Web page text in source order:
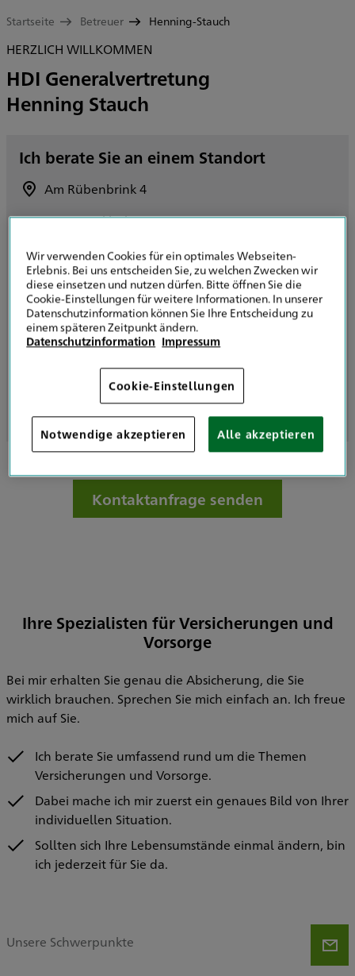
Startseite Betreuer Henning-Stauch
HERZLICH WILLKOMMEN
HDI Generalvertretung
Henning Stauch
Ich berate Sie an einem Standort
Am Rübenbrink 4
31199 Diekholzen
Route planen
+49 5064 962867
+49 511 6451153150
E-Mail senden
Geöffnet nach Vereinbarung
Kontaktanfrage senden
Ihre Spezialisten für Versicherungen und
Vorsorge
Bei mir erhalten Sie genau die Absicherung, die Sie
wirklich brauchen. Sprechen Sie mich einfach an. Ich freue
mich auf Sie.
Ich berate Sie umfassend rund um die Themen
Versicherungen und Vorsorge.
Dabei mache ich mir zuerst ein genaues Bild von Ihrer
individuellen Situation.
Sollten sich Ihre Lebensumstände einmal ändern, bin
ich jederzeit für Sie da.
Unsere Schwerpunkte
Wir verwenden Cookies für ein optimales Webseiten-
Erlebnis. Bei uns entscheiden Sie, zu welchen Zwecken wir
diese einsetzen und nutzen dürfen. Bitte öffnen Sie die
Cookie-Einstellungen für weitere Informationen. In unserer
Datenschutzinformation können Sie Ihre Entscheidung zu
einem späteren Zeitpunkt ändern.
Datenschutzinformation Impressum
Cookie-Einstellungen
Notwendige akzeptieren Alle akzeptieren